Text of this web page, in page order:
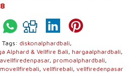
diskonalphardbali,
Alphard & Vellfire Bali, hargaalphardbali,
, promoalphardbali,
, vellfirebali, vellfiredenpasar